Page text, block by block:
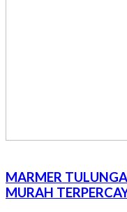
MARMER
MURAH